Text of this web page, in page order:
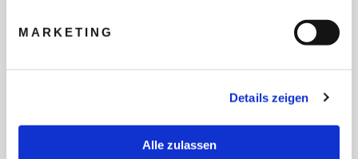
MARKETING
Details zeigen
Alle zulassen
FLUG GEWÜNSCHT
PRÄFERIERTER ABFLUGHAFEN